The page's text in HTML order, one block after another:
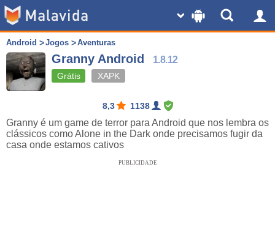
Android Jogos Aventuras
Granny Android 1.8.12
Grátis XAPK
8,3 1138
Granny é um game de terror para Android que nos lembra os
clássicos como Alone in the Dark onde precisamos fugir da
casa onde estamos cativos
PUBLICIDADE